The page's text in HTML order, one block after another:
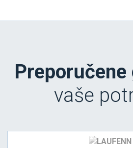
Preporučene
vaše